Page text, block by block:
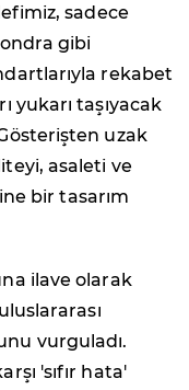
sadece
gibi
rekabet
yukarı taşıyacak
uzak
asaleti ve
bir tasarım
ilave olarak
vurguladı.
'sıfır hata'